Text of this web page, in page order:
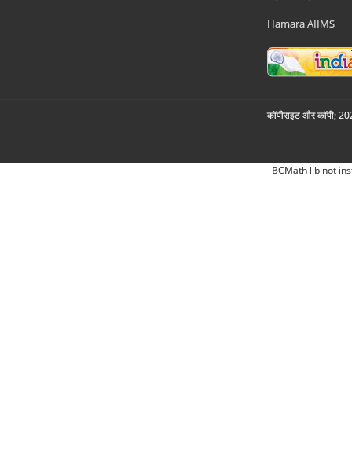
Hamara AIIMS
कॉपीराइट और कॉपी;
BCMath lib not